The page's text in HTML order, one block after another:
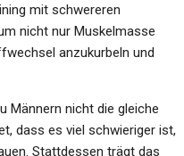
mit schwereren
nicht nur Muskelmasse
anzukurbeln und
Männern nicht die gleiche
dass es viel schwieriger ist,
Stattdessen trägt das